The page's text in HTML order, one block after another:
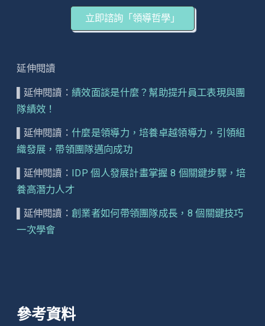
立即諮詢「領導哲學」
延伸閱讀
▌延伸閱讀：績效面談是什麼？幫助提升員工表現與團
隊績效！
▌延伸閱讀：什麼是領導力，培養卓越領導力，引領組
織發展，帶領團隊邁向成功
▌延伸閱讀： IDP 個人發展計畫掌握 8 個關鍵步驟，培
養高潛力人才
▌延伸閱讀：創業者如何帶領團隊成長，8 個關鍵技巧
一次學會
參考資料